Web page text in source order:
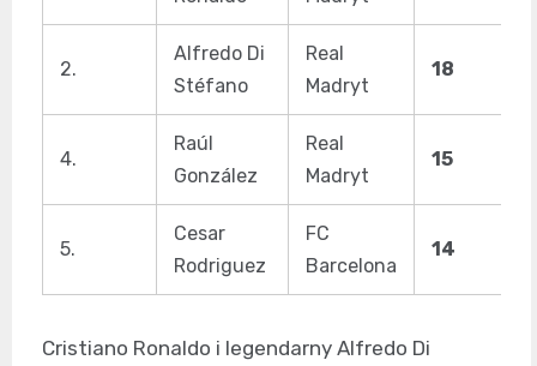
2.
Alfredo Di
Stéfano
Real
Madryt
18
4.
Raúl
González
Real
Madryt
15
5.
Cesar
Rodriguez
FC
Barcelona
14
Cristiano Ronaldo i legendarny Alfredo Di